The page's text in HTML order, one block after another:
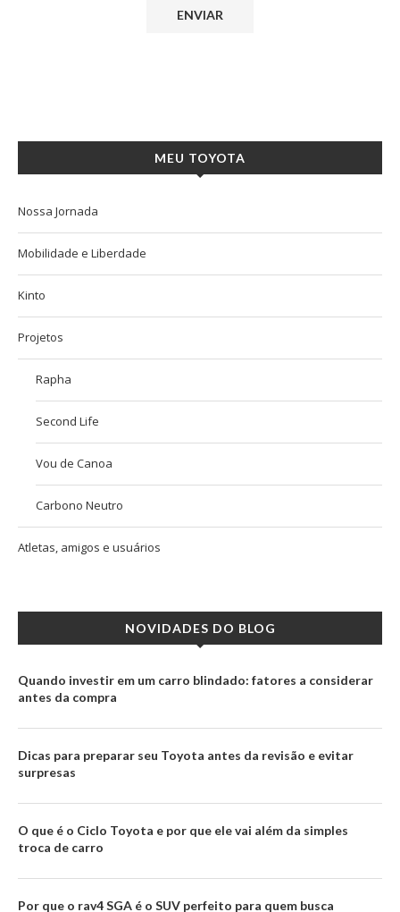
MEU TOYOTA
Nossa Jornada
Mobilidade e Liberdade
Kinto
Projetos
Rapha
Second Life
Vou de Canoa
Carbono Neutro
Atletas, amigos e usuários
NOVIDADES DO BLOG
Quando investir em um carro blindado: fatores a considerar
antes da compra
Dicas para preparar seu Toyota antes da revisão e evitar
surpresas
O que é o Ciclo Toyota e por que ele vai além da simples
troca de carro
Por que o rav4 SGA é o SUV perfeito para quem busca